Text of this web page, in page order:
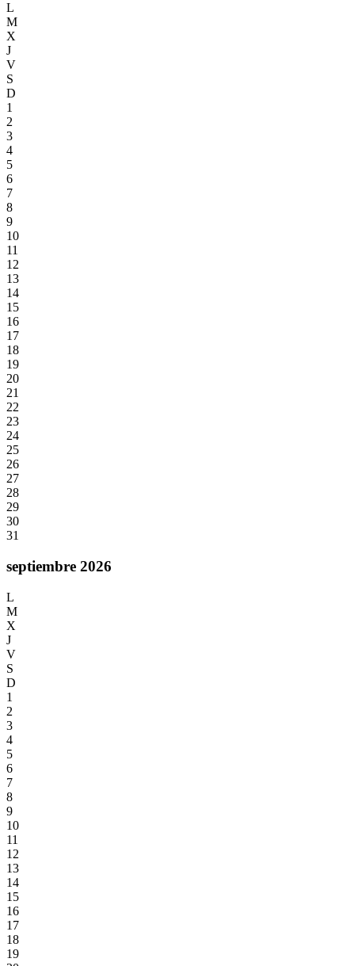
L
M
X
J
V
S
D
1
2
3
4
5
6
7
8
9
10
11
12
13
14
15
16
17
18
19
20
21
22
23
24
25
26
27
28
29
30
31
septiembre 2026
L
M
X
J
V
S
D
1
2
3
4
5
6
7
8
9
10
11
12
13
14
15
16
17
18
19